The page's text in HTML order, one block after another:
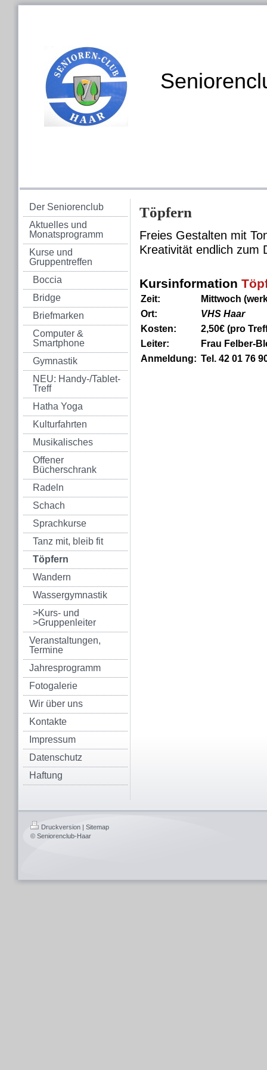
Der Seniorenclub
Aktuelles und
Monatsprogramm
Kurse und
Gruppentreffen
Boccia
Bridge
Briefmarken
Computer &
Smartphone
Gymnastik
NEU: Handy-/Tablet-
Treff
Hatha Yoga
Kulturfahrten
Musikalisches
Offener
Bücherschrank
Radeln
Schach
Sprachkurse
Tanz mit, bleib fit
Töpfern
Wandern
Wassergymnastik
>Kurs- und
>Gruppenleiter
Veranstaltungen,
Termine
Jahresprogramm
Fotogalerie
Wir über uns
Kontakte
Impressum
Datenschutz
Haftung
Töpfern
Freies Gestalten mit
Kreativität endlich zum
Kursinformation
Zeit:
Mittwoch
Ort:
VHS Haar
Kosten:
2,50€ (pro
Leiter:
Frau Felber-
Anmeldung: Tel. 42 01 76
Druckversion | Sitemap
© Seniorenclub-Haar